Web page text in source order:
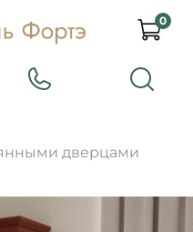
0
дверцами